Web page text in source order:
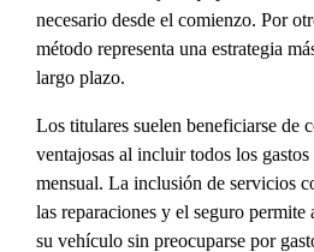
necesario desde el comienzo. Por
método representa una estrategia
largo plazo.
Los titulares suelen beneficiarse de
ventajosas al incluir todos los gastos
mensual. La inclusión de servicios
las reparaciones y el seguro
su vehículo sin preocuparse por